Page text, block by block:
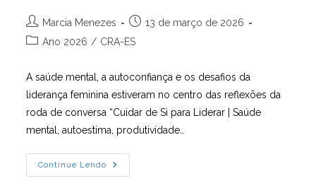
Autor
do
Marcia Menezes
Post
publicado:
13 de março de 2026
Categoria
Ano 2026 / CRA-ES
A saúde mental, a autoconfiança e os desafios da
liderança feminina estiveram no centro das reflexões da
roda de conversa “Cuidar de Si para Liderar | Saúde
mental, autoestima, produtividade…
Continue Lendo
Saúde
Mental,